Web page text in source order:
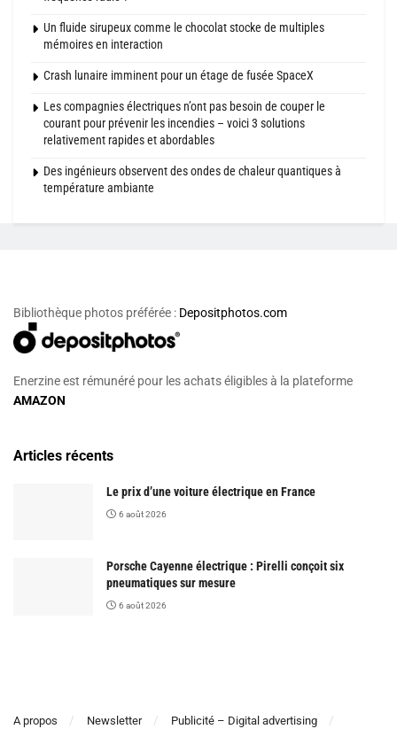
Un fluide sirupeux comme le chocolat stocke de multiples
mémoires en interaction
Crash lunaire imminent pour un étage de fusée SpaceX
Les compagnies électriques n’ont pas besoin de couper le
courant pour prévenir les incendies – voici 3 solutions
relativement rapides et abordables
Des ingénieurs observent des ondes de chaleur quantiques à
température ambiante
Bibliothèque photos préférée : Depositphotos.com
Enerzine est rémunéré pour les achats éligibles à la plateforme
AMAZON
Articles récents
Le prix d’une voiture électrique en France
6 août 2026
Porsche Cayenne électrique : Pirelli conçoit six
pneumatiques sur mesure
6 août 2026
A propos Newsletter Publicité – Digital advertising